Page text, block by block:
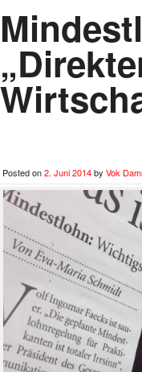
Posted on2. Juni 2014by Vok